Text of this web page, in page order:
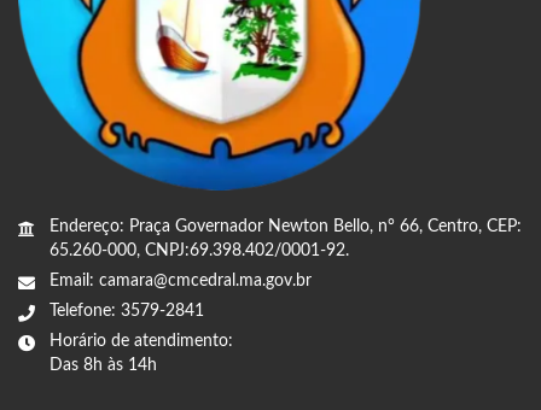
Endereço: Praça Governador Newton Bello, n° 66, Centro, CEP:
65.260-000, CNPJ:69.398.402/0001-92.
Email: camara@cmcedral.ma.gov.br
Telefone: 3579-2841
Horário de atendimento:
Das 8h às 14h